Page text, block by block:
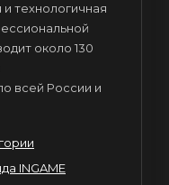
технологичная
около 130
всей России и
INGAME